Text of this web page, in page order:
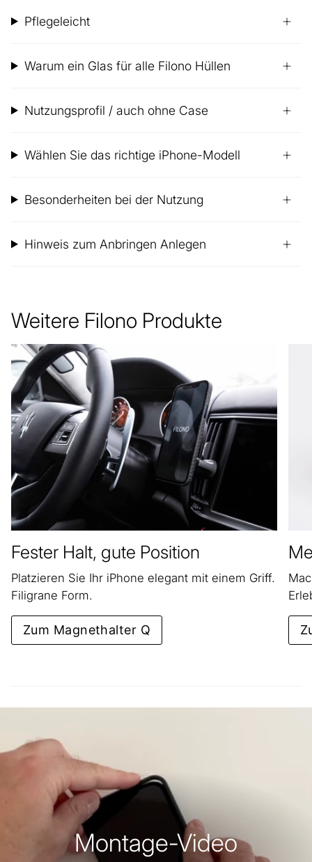
Pflegeleicht
Warum ein Glas für alle Filono Hüllen
Nutzungsprofil / auch ohne Case
Wählen Sie das richtige iPhone-Modell
Besonderheiten bei der Nutzung
Hinweis zum Anbringen Anlegen
Weitere Filono Produkte
Fester Halt, gute Position
Platzieren Sie Ihr iPhone elegant mit einem Griff.
Filigrane Form.
Zum Magnethalter Q
Montage-Video